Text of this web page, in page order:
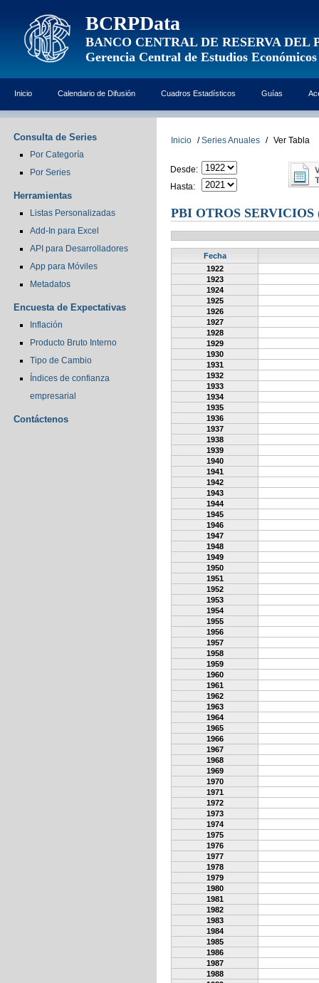
BCRPData
BANCO CENTRAL DE RESERVA DEL
Gerencia Central de Estudios Económicos
Inicio Calendario de Difusión Cuadros Estadísticos Guías
Consulta de Series
Por Categoría
Por Series
Herramientas
Listas Personalizadas
Add-In para Excel
API para Desarrolladores
App para Móviles
Metadatos
Encuesta de Expectativas
Inflación
Producto Bruto Interno
Tipo de Cambio
Índices de confianza
empresarial
Contáctenos
Inicio / Series Anuales / Ver Tabla
Desde:
Hasta:
PBI OTROS SERVICIOS
Fecha
1922
1923
1924
1925
1926
1927
1928
1929
1930
1931
1932
1933
1934
1935
1936
1937
1938
1939
1940
1941
1942
1943
1944
1945
1946
1947
1948
1949
1950
1951
1952
1953
1954
1955
1956
1957
1958
1959
1960
1961
1962
1963
1964
1965
1966
1967
1968
1969
1970
1971
1972
1973
1974
1975
1976
1977
1978
1979
1980
1981
1982
1983
1984
1985
1986
1987
1988